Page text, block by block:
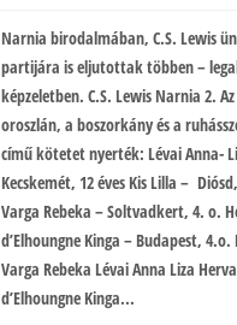
Narnia birodalmában, C.S. Lewis
partijára is eljutottak többen –
képzeletben. C.S. Lewis Narnia 2. Az
oroszlán, a boszorkány és a
című kötetet nyerték: Lévai Anna-
Kecskemét, 12 éves Kis Lilla –
Varga Rebeka – Soltvadkert, 4. o.
d’Elhoungne Kinga – Budapest, 4.o.
Varga Rebeka Lévai Anna Liza
d’Elhoungne Kinga...